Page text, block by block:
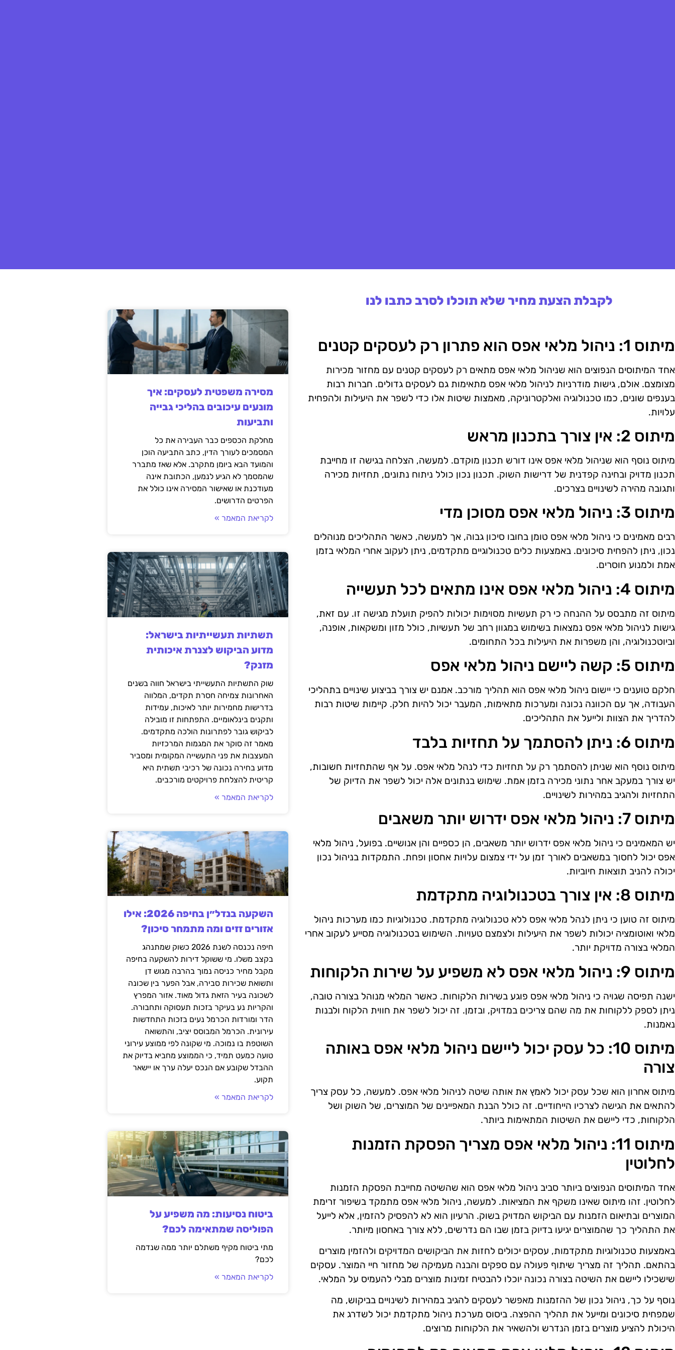
לקבלת הצעת מחיר שלא תוכלו לסרב כתבו לנו
מיתוס 1: ניהול מלאי אפס הוא פתרון רק לעסקים קטנים
אחד המיתוסים הנפוצים הוא שניהול מלאי אפס מתאים רק לעסקים קטנים עם מחזור מכירות
מצומצם. אולם, גישות מודרניות לניהול מלאי אפס מתאימות גם לעסקים גדולים. חברות רבות
בענפים שונים, כמו טכנולוגיה ואלקטרוניקה, מאמצות שיטות אלו כדי לשפר את היעילות ולהפחית
עלויות.
מיתוס 2: אין צורך בתכנון מראש
מיתוס נוסף הוא שניהול מלאי אפס אינו דורש תכנון מוקדם. למעשה, הצלחה בגישה זו מחייבת
תכנון מדויק ובחינה קפדנית של דרישות השוק. תכנון נכון כולל ניתוח נתונים, תחזיות מכירה
ותגובה מהירה לשינויים בצרכים.
מיתוס 3: ניהול מלאי אפס מסוכן מדי
רבים מאמינים כי ניהול מלאי אפס טומן בחובו סיכון גבוה, אך למעשה, כאשר התהליכים מנוהלים
נכון, ניתן להפחית סיכונים. באמצעות כלים טכנולוגיים מתקדמים, ניתן לעקוב אחרי המלאי בזמן
אמת ולמנוע חוסרים.
מיתוס 4: ניהול מלאי אפס אינו מתאים לכל תעשייה
מיתוס זה מתבסס על ההנחה כי רק תעשיות מסוימות יכולות להפיק תועלת מגישה זו. עם זאת,
גישות לניהול מלאי אפס נמצאות בשימוש במגוון רחב של תעשיות, כולל מזון ומשקאות, אופנה,
וביוטכנולוגיה, והן משפרות את היעילות בכל התחומים.
מיתוס 5: קשה ליישם ניהול מלאי אפס
חלקם טוענים כי יישום ניהול מלאי אפס הוא תהליך מורכב. אמנם יש צורך בביצוע שינויים בתהליכי
העבודה, אך עם הכוונה נכונה ומערכות מתאימות, המעבר יכול להיות חלק. קיימות שיטות רבות
להדריך את הצוות ולייעל את התהליכים.
מיתוס 6: ניתן להסתמך על תחזיות בלבד
מיתוס נוסף הוא שניתן להסתמך רק על תחזיות כדי לנהל מלאי אפס. על אף שהתחזיות חשובות,
יש צורך במעקב אחר נתוני מכירה בזמן אמת. שימוש בנתונים אלה יכול לשפר את הדיוק של
התחזיות ולהגיב במהירות לשינויים.
מיתוס 7: ניהול מלאי אפס ידרוש יותר משאבים
יש המאמינים כי ניהול מלאי אפס ידרוש יותר משאבים, הן כספיים והן אנושיים. בפועל, ניהול מלאי
אפס יכול לחסוך במשאבים לאורך זמן על ידי צמצום עלויות אחסון ופחת. התמקדות בניהול נכון
יכולה להניב תוצאות חיוביות.
מיתוס 8: אין צורך בטכנולוגיה מתקדמת
מיתוס זה טוען כי ניתן לנהל מלאי אפס ללא טכנולוגיה מתקדמת. טכנולוגיות כמו מערכות ניהול
מלאי ואוטומציה יכולות לשפר את היעילות ולצמצם טעויות. השימוש בטכנולוגיה מסייע לעקוב אחרי
המלאי בצורה מדויקת יותר.
מיתוס 9: ניהול מלאי אפס לא משפיע על שירות הלקוחות
ישנה תפיסה שגויה כי ניהול מלאי אפס פוגע בשירות הלקוחות. כאשר המלאי מנוהל בצורה טובה,
ניתן לספק ללקוחות את מה שהם צריכים במדויק, ובזמן. זה יכול לשפר את חווית הלקוח ולבנות
נאמנות.
מיתוס 10: כל עסק יכול ליישם ניהול מלאי אפס באותה
צורה
מיתוס אחרון הוא שכל עסק יכול לאמץ את אותה שיטה לניהול מלאי אפס. למעשה, כל עסק צריך
להתאים את הגישה לצרכיו הייחודיים. זה כולל הבנת המאפיינים של המוצרים, של השוק ושל
הלקוחות, כדי ליישם את השיטות המתאימות ביותר.
מיתוס 11: ניהול מלאי אפס מצריך הפסקת הזמנות
לחלוטין
אחד המיתוסים הנפוצים ביותר סביב ניהול מלאי אפס הוא שהשיטה מחייבת הפסקת הזמנות
לחלוטין. זהו מיתוס שאינו משקף את המציאות. למעשה, ניהול מלאי אפס מתמקד בשיפור זרימת
המוצרים ובתיאום הזמנות עם הביקוש המדויק בשוק. הרעיון הוא לא להפסיק להזמין, אלא לייעל
את התהליך כך שהמוצרים יגיעו בדיוק בזמן שבו הם נדרשים, ללא צורך באחסון מיותר.
באמצעות טכנולוגיות מתקדמות, עסקים יכולים לחזות את הביקושים המדויקים ולהזמין מוצרים
בהתאם. תהליך זה מצריך שיתוף פעולה עם ספקים והבנה מעמיקה של מחזור חיי המוצר. עסקים
שישכילו ליישם את השיטה בצורה נכונה יוכלו להבטיח זמינות מוצרים מבלי להעמיס על המלאי.
נוסף על כך, ניהול נכון של ההזמנות מאפשר לעסקים להגיב במהירות לשינויים בביקוש, מה
שמפחית סיכונים ומייעל את תהליך ההפצה. ביסוס מערכת ניהול מתקדמת יכול לשדרג את
היכולת להציע מוצרים בזמן הנדרש ולהשאיר את הלקוחות מרוצים.
מסירה משפטית לעסקים: איך
מונעים עיכובים בהליכי גבייה
ותביעות
מחלקת הכספים כבר העבירה את כל
המסמכים לעורך הדין, כתב התביעה הוכן
והמועד הבא ביומן מתקרב. אלא שאז מתברר
שהמסמך לא הגיע לנמען, הכתובת אינה
מעודכנת או שאישור המסירה אינו כולל את
הפרטים הדרושים.
לקריאת המאמר »
תשתיות תעשייתיות בישראל:
מדוע הביקוש לצנרת איכותית
מזנק?
שוק התשתיות התעשייתי בישראל חווה בשנים
האחרונות צמיחה חסרת תקדים, המלווה
בדרישות מחמירות יותר לאיכות, עמידות
ותקנים בינלאומיים. התפתחות זו מובילה
לביקוש גובר לפתרונות הולכה מתקדמים.
מאמר זה סוקר את המגמות המרכזיות
המעצבות את פני התעשייה המקומית ומסביר
מדוע בחירה נכונה של רכיבי תשתית היא
קריטית להצלחת פרויקטים מורכבים.
לקריאת המאמר »
השקעה בנדל״ן בחיפה 2026: אילו
אזורים זזים ומה מתמחר סיכון?
חיפה נכנסה לשנת 2026 כשוק שמתנהג
בקצב משלו. מי ששוקל דירות להשקעה בחיפה
מקבל מחיר כניסה נמוך בהרבה מגוש דן
ותשואת שכירות סבירה, אבל הפער בין שכונה
לשכונה בעיר הזאת גדול מאוד. אזור המפרץ
והקריות נע בעיקר בזכות תעסוקה ותחבורה.
הדר ומורדות הכרמל נעים בזכות התחדשות
עירונית. הכרמל המבוסס יציב, והתשואה
השוטפת בו נמוכה. מי שקונה לפי ממוצע עירוני
טועה כמעט תמיד, כי הממוצע מחביא בדיוק את
ההבדל שקובע אם הנכס יעלה ערך או יישאר
תקוע.
לקריאת המאמר »
ביטוח נסיעות: מה משפיע על
הפוליסה שמתאימה לכם?
מתי ביטוח מקיף משתלם יותר ממה שנדמה
לכם?
לקריאת המאמר »